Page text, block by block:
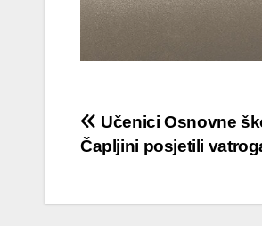
Navigacija
objava
Učenici Osnovne
Čapljini posjetili